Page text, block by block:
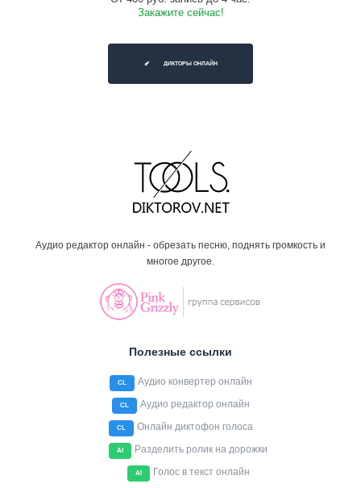
Закажите сейчас!
ДИКТОРЫ ОНЛАЙН
Аудио редактор онлайн - обрезать песню, поднять громкость и
многое другое.
Полезные ссылки
CL Аудио конвертер онлайн
CL Аудио редактор онлайн
CL Онлайн диктофон голоса
AI Разделить ролик на дорожки
AI Голос в текст онлайн